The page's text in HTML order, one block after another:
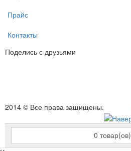
Прайс
Контакты
Поделись с друзьями
2014 © Все права защищены.
0 товар(ов)